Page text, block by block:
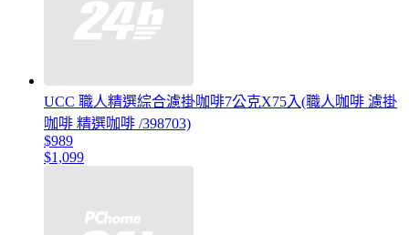
UCC 職人精選綜合濾掛咖啡7公克X75入(職人咖啡 濾掛
咖啡 精選咖啡 /398703)
$989
$1,099